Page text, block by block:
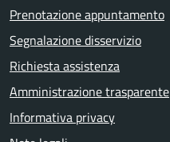
Prenotazione appuntamento
Segnalazione disservizio
Richiesta assistenza
Amministrazione trasparente
Informativa privacy